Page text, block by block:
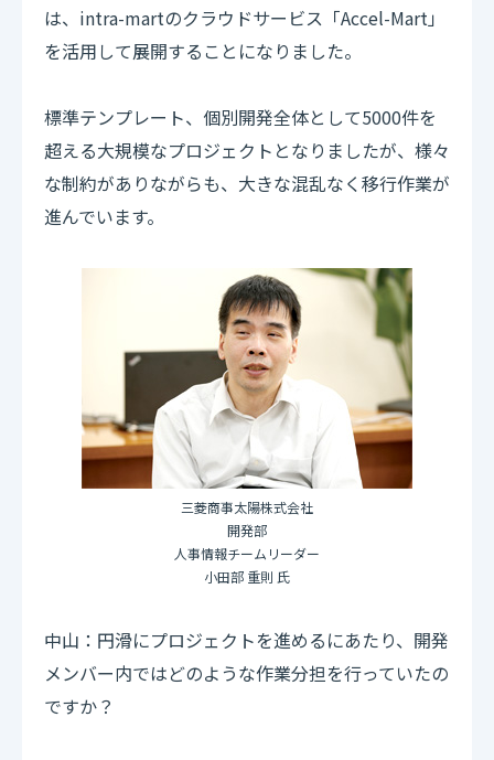
は、intra-martのクラウドサービス「Accel-Mart」
を活用して展開することになりました。
標準テンプレート、個別開発全体として5000件を
超える大規模なプロジェクトとなりましたが、様々
な制約がありながらも、大きな混乱なく移行作業が
進んでいます。
三菱商事太陽株式会社
開発部
人事情報チームリーダー
小田部 重則 氏
中山：円滑にプロジェクトを進めるにあたり、開発
メンバー内ではどのような作業分担を行っていたの
ですか？